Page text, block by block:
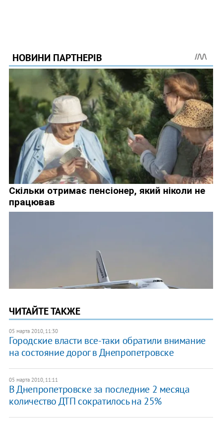
ЧИТАЙТЕ ТАКЖЕ
05 марта 2010, 11:30
Городские власти все-таки обратили внимание
на состояние дорог в Днепропетровске
05 марта 2010, 11:11
В Днепропетровске за последние 2 месяца
количество ДТП сократилось на 25%